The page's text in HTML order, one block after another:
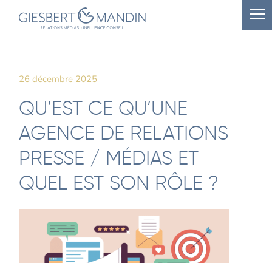
26 décembre 2025
QU’EST CE QU’UNE
AGENCE DE RELATIONS
PRESSE / MÉDIAS ET
QUEL EST SON RÔLE ?